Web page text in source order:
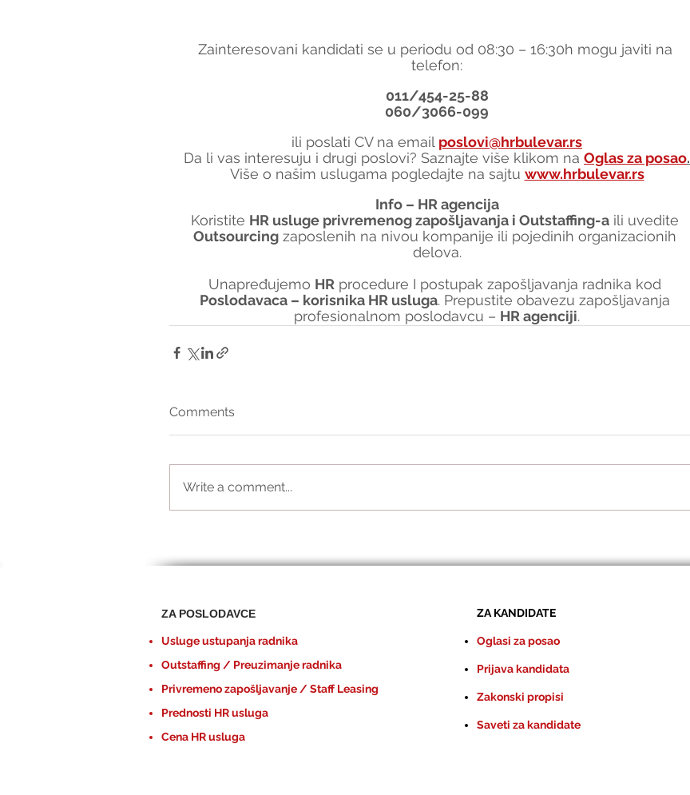
Zainteresovani kandidati se u periodu od 08:30 – 16:30h mogu javiti na
telefon:
011/454-25-88
060/3066-099
ili poslati CV na email poslovi@hrbulevar.rs
Da li vas interesuju i drugi poslovi? Saznajte više klikom na Oglas za posao.
Više o našim uslugama pogledajte na sajtu www.hrbulevar.rs
Info – HR agencija
Koristite HR usluge privremenog zapošljavanja i Outstaffing-a ili uvedite
Outsourcing zaposlenih na nivou kompanije ili pojedinih organizacionih
delova.
Unapređujemo HR procedure I postupak zapošljavanja radnika kod
Poslodavaca – korisnika HR usluga. Prepustite obavezu zapošljavanja
profesionalnom poslodavcu – HR agenciji.
Comments
Write a comment...
ZA POSLODAVCE
Usluge ustupanja radnika
Outstaffing / Preuzimanje radnika
Privremeno zapošljavanje / Staff Leasing
Prednosti HR usluga
Cena HR usluga
ZA KANDIDATE
Oglasi za posao
Prijava kandidata
Zakonski propisi
Saveti za kandidate